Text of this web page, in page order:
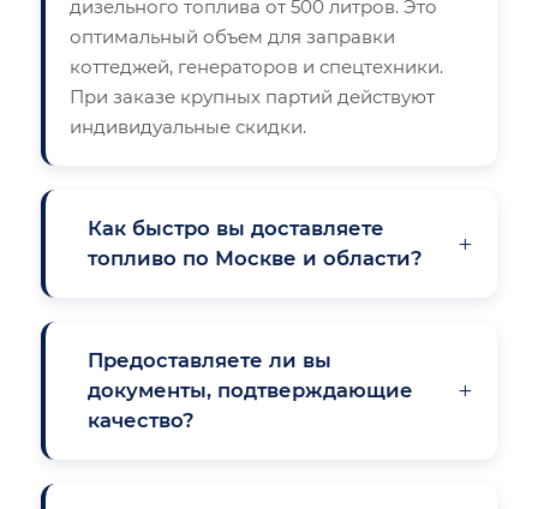
дизельного топлива от 500 литров. Это
оптимальный объем для заправки
коттеджей, генераторов и спецтехники.
При заказе крупных партий действуют
индивидуальные скидки.
Как быстро вы доставляете
топливо по Москве и области?
+
Предоставляете ли вы
документы, подтверждающие
качество?
+